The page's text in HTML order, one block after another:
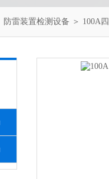
防雷装置检测设备 ＞ 100A